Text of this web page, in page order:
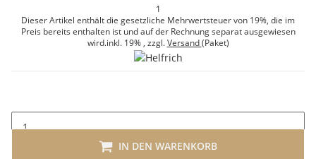
1
Dieser Artikel enthält die gesetzliche Mehrwertsteuer von 19%, die im
Preis bereits enthalten ist und auf der Rechnung separat ausgewiesen
wird.inkl. 19%, zzgl.Versand(Paket)
IN DEN WARENKORB